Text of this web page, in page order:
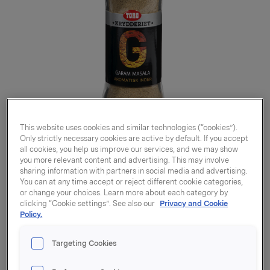
Garam Masala 55g
Varenummer: 07037610218467
Navnet Garam Masala betyr «sterke krydder», og
This website uses cookies and similar technologies (“cookies”).
Only strictly necessary cookies are active by default. If you accept
all cookies, you help us improve our services, and we may show
you more relevant content and advertising. This may involve
sharing information with partners in social media and advertising.
You can at any time accept or reject different cookie categories,
or change your choices. Learn more about each category by
clicking “Cookie settings”. See also our Privacy and Cookie
Policy.
Targeting Cookies